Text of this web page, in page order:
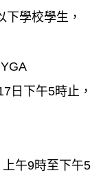
下學校學生，
日下午5時止，
午9時至下午5